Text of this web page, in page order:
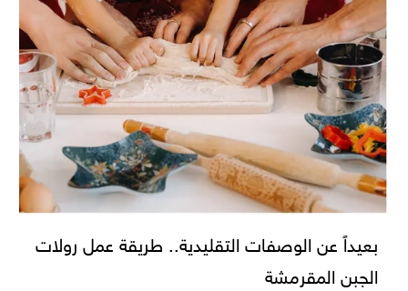
بعيداً عن الوصفات التقليدية.. طريقة عمل رولات
الجبن المقرمشة